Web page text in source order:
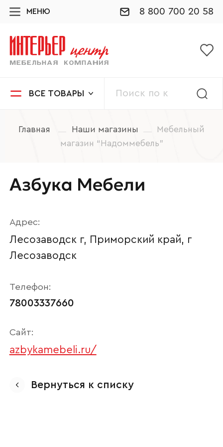
МЕНЮ 8 800 700 20 58
ВСЕ ТОВАРЫ
Главная Наши магазины
Мебельный
магазин “Надоммебель”
Азбука Мебели
Адрес:
Лесозаводск г, Приморский край, г
Лесозаводск
Телефон:
78003337660
Сайт:
azbykamebeli.ru/
Вернуться к списку
Ваше имя